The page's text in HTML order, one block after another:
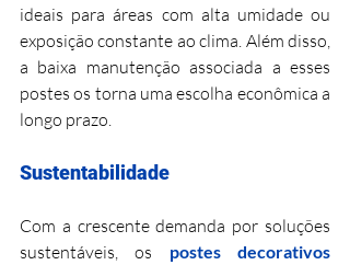
ideais para áreas com alta umidade ou
exposição constante ao clima. Além disso,
a baixa manutenção associada a esses
postes os torna uma escolha econômica a
longo prazo.
Sustentabilidade
Com a crescente demanda por soluções
sustentáveis, os postes decorativos